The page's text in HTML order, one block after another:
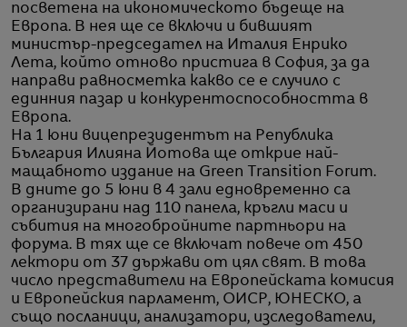
посветена на икономическото бъдеще на
Европа. В нея ще се включи и бившият
министър-председател на Италия Енрико
Лета, който отново пристига в София, за да
направи равносметка какво се е случило с
единния пазар и конкурентоспособността в
Европа.
На 1 юни вицепрезидентът на Република
България Илияна Йотова ще открие най-
мащабното издание на Green Transition Forum.
В дните до 5 юни в 4 зали едновременно са
организирани над 110 панела, кръгли маси и
събития на многобройните партньори на
форума. В тях ще се включат повече от 450
лектори от 37 държави от цял свят. В това
число представители на Европейската комисия
и Европейския парламент, ОИСР, ЮНЕСКО, а
също посланици, анализатори, изследователи,